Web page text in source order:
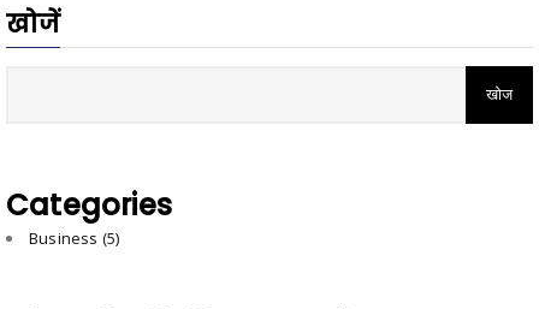
खोजें
Categories
Business (5)